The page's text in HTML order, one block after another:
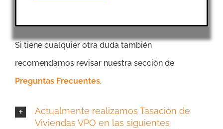
Si tiene cualquier otra duda también
recomendamos revisar nuestra sección de
Preguntas Frecuentes.
Actualmente realizamos Tasación de
Viviendas VPO en las siguientes